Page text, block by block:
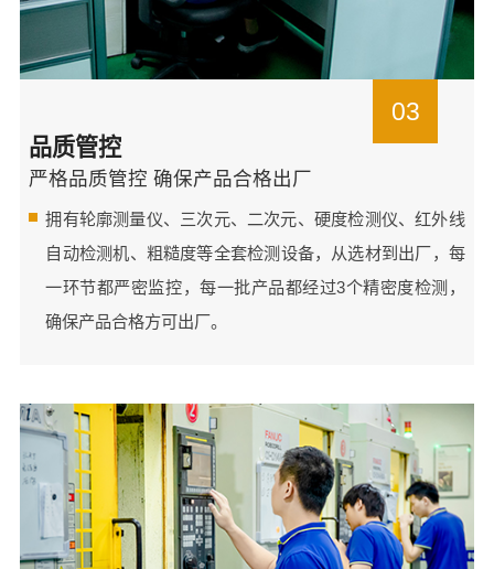
03
品质管控
严格品质管控 确保产品合格出厂
拥有轮廓测量仪、三次元、二次元、硬度检测仪、红外线
自动检测机、粗糙度等全套检测设备，从选材到出厂，每
一环节都严密监控，每一批产品都经过3个精密度检测，
确保产品合格方可出厂。